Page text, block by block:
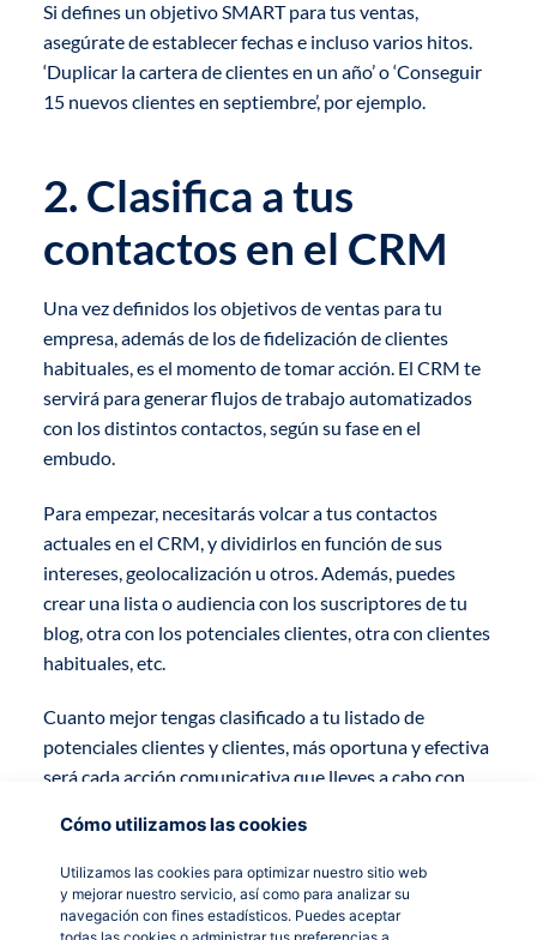
Cómo utilizamos las cookies
Utilizamos las cookies para optimizar nuestro sitio web
y mejorar nuestro servicio, así como para analizar su
navegación con fines estadísticos. Puedes aceptar
Si defines un objetivo SMART para tus ventas,
asegúrate de establecer fechas e incluso varios hitos.
‘Duplicar la cartera de clientes en un año’ o ‘Conseguir
15 nuevos clientes en septiembre’, por ejemplo.
2. Clasifica a tus
contactos en el CRM
Una vez definidos los objetivos de ventas para tu
empresa, además de los de fidelización de clientes
habituales, es el momento de tomar acción. El CRM te
servirá para generar flujos de trabajo automatizados
con los distintos contactos, según su fase en el
embudo.
Para empezar, necesitarás volcar a tus contactos
actuales en el CRM, y dividirlos en función de sus
intereses, geolocalización u otros. Además, puedes
crear una lista o audiencia con los suscriptores de tu
blog, otra con los potenciales clientes, otra con clientes
habituales, etc.
Cuanto mejor tengas clasificado a tu listado de
potenciales clientes y clientes, más oportuna y efectiva
será cada acción comunicativa que lleves a cabo con
3. Crea un protocolo